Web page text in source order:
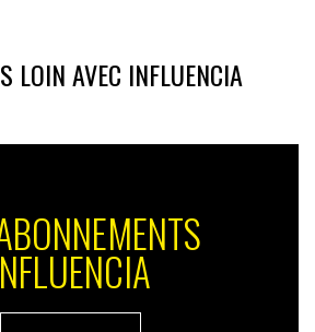
LOIN AVEC INFLUENCIA